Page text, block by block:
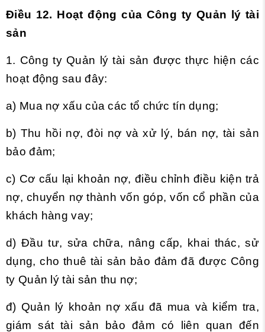
Điều 12. Hoạt động của Công ty Quản lý tài
sản
1. Công ty Quản lý tài sản được thực hiện các
hoạt động sau đây:
a) Mua nợ xấu của các tổ chức tín dụng;
b) Thu hồi nợ, đòi nợ và xử lý, bán nợ, tài sản
bảo đảm;
c) Cơ cấu lại khoản nợ, điều chỉnh điều kiện trả
nợ, chuyển nợ thành vốn góp, vốn cổ phần của
khách hàng vay;
d) Đầu tư, sửa chữa, nâng cấp, khai thác, sử
dụng, cho thuê tài sản bảo đảm đã được Công
ty Quản lý tài sản thu nợ;
đ) Quản lý khoản nợ xấu đã mua và kiểm tra,
giám sát tài sản bảo đảm có liên quan đến